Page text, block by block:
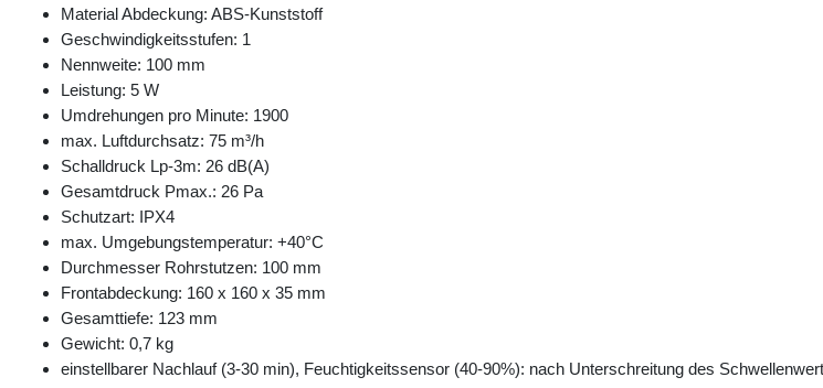
Material Abdeckung: ABS-Kunststoff
Geschwindigkeitsstufen: 1
Nennweite: 100 mm
Leistung: 5 W
Umdrehungen pro Minute: 1900
max. Luftdurchsatz: 75 m³/h
Schalldruck Lp-3m: 26 dB(A)
Gesamtdruck Pmax.: 26 Pa
Schutzart: IPX4
max. Umgebungstemperatur: +40°C
Durchmesser Rohrstutzen: 100 mm
Frontabdeckung: 160 x 160 x 35 mm
Gesamttiefe: 123 mm
Gewicht: 0,7 kg
einstellbarer Nachlauf (3-30 min), Feuchtigkeitssensor (40-90%): nach Unterschreitung des